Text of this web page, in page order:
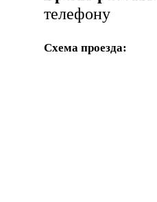
телефону
Схема проезда: